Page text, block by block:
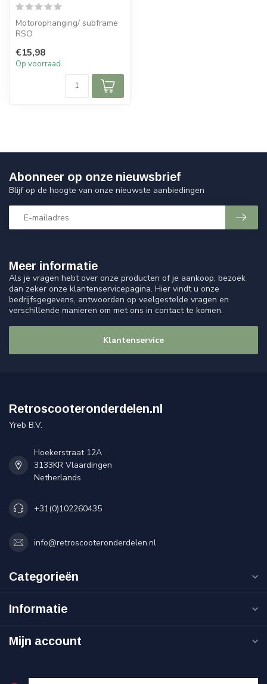
Motorophanging/ subframe
RSO
look
€15,98
Op voorraad
Meer informatie
Als je vragen hebt over onze producten of je aankoop, bezoek
dan zeker onze klantenservicepagina. Hier vindt u onze
bedrijfsgegevens, antwoorden op veelgestelde vragen en
verschillende manieren om met ons in contact te komen.
Klantenservice
Abonneer op onze nieuwsbrief
Blijf op de hoogte van onze nieuwste aanbiedingen
Retroscooteronderdelen.nl
Yreb B.V.
Hoekerstraat 12A
3133KR Vlaardingen
Netherlands
+31(0)102260435
info@retroscooteronderdelen.nl
Categorieën
Informatie
Mijn account